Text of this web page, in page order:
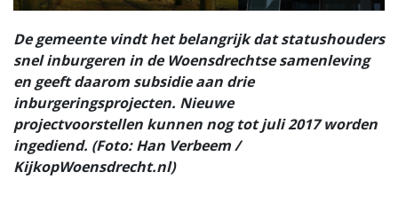
De gemeente vindt het belangrijk dat statushouders
snel inburgeren in de Woensdrechtse samenleving
en geeft daarom subsidie aan drie
inburgeringsprojecten. Nieuwe
projectvoorstellen kunnen nog tot juli 2017 worden
ingediend. (Foto: Han Verbeem /
KijkopWoensdrecht.nl)